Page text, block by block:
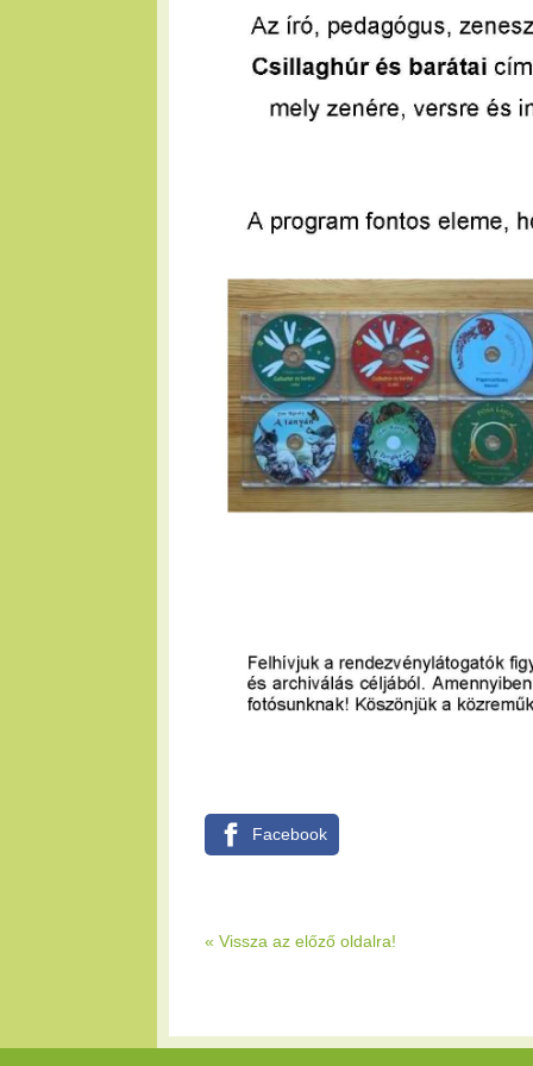
Facebook
« Vissza az előző oldalra!